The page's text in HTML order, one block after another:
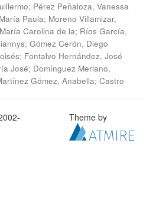
; Pérez Peñaloza, Vanessa
Paula; Moreno Villamizar,
Carolina de la; Ríos García,
; Gómez Cerón, Diego
; Fontalvo Hernández, José
José; Domínguez Merlano,
Gómez, Anabella; Castro
Theme by